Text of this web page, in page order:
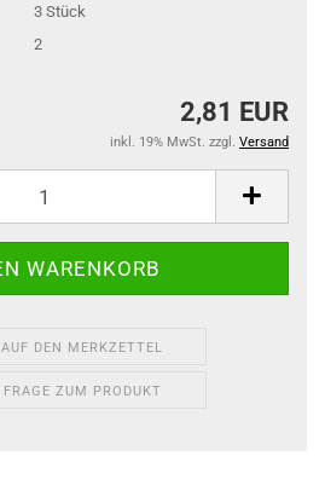
3 Stück
2
2,81 EUR
inkl. 19% MwSt. zzgl. Versand
AUF DEN MERKZETTEL
FRAGE ZUM PRODUKT